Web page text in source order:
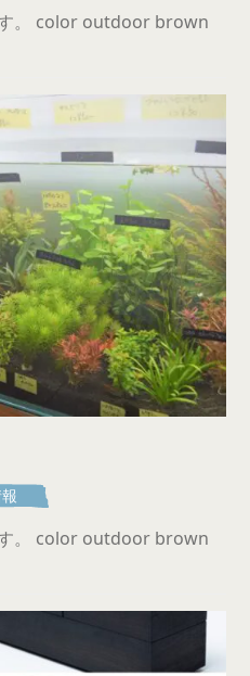
。 color outdoor brown
。 color outdoor brown